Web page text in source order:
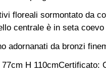
floreali sormontato da
centrale è in seta
adornanati da bronzi
H 110cmCertificato: